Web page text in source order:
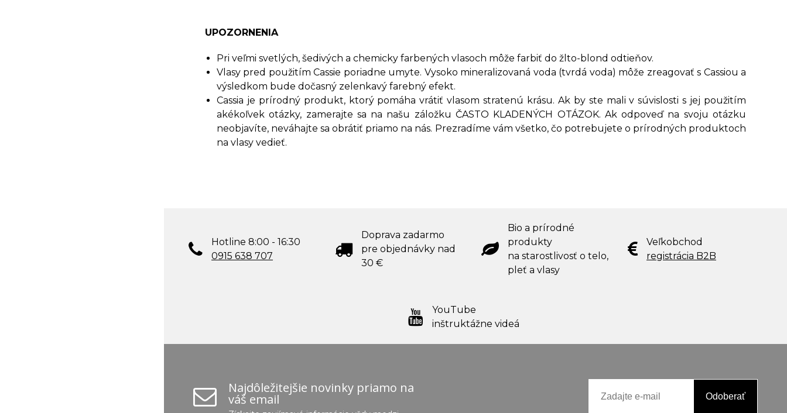
UPOZORNENIA
Pri veľmi svetlých, šedivých a chemicky farbených vlasoch môže farbiť do žlto-blond odtieňov.
Vlasy pred použitím Cassie poriadne umyte. Vysoko mineralizovaná voda (tvrdá voda) môže zreagovať s Cassiou a
výsledkom bude dočasný zelenkavý farebný efekt.
Cassia je prírodný produkt, ktorý pomáha vrátiť vlasom stratenú krásu. Ak by ste mali v súvislosti s jej použitím
akékoľvek otázky, zamerajte sa na našu záložku ČASTO KLADENÝCH OTÁZOK. Ak odpoveď na svoju otázku
neobjavíte, neváhajte sa obrátiť priamo na nás. Prezradíme vám všetko, čo potrebujete o prírodných produktoch
na vlasy vedieť.
Hotline 8:00 - 16:30
0915 638 707
Doprava zadarmo
pre objednávky nad
30 €
Bio a prírodné
produkty
na starostlivosť o telo,
pleť a vlasy
Veľkobchod
registrácia B2B
YouTube
inštruktážne videá
Najdôležitejšie novinky priamo na
váš email Odoberať